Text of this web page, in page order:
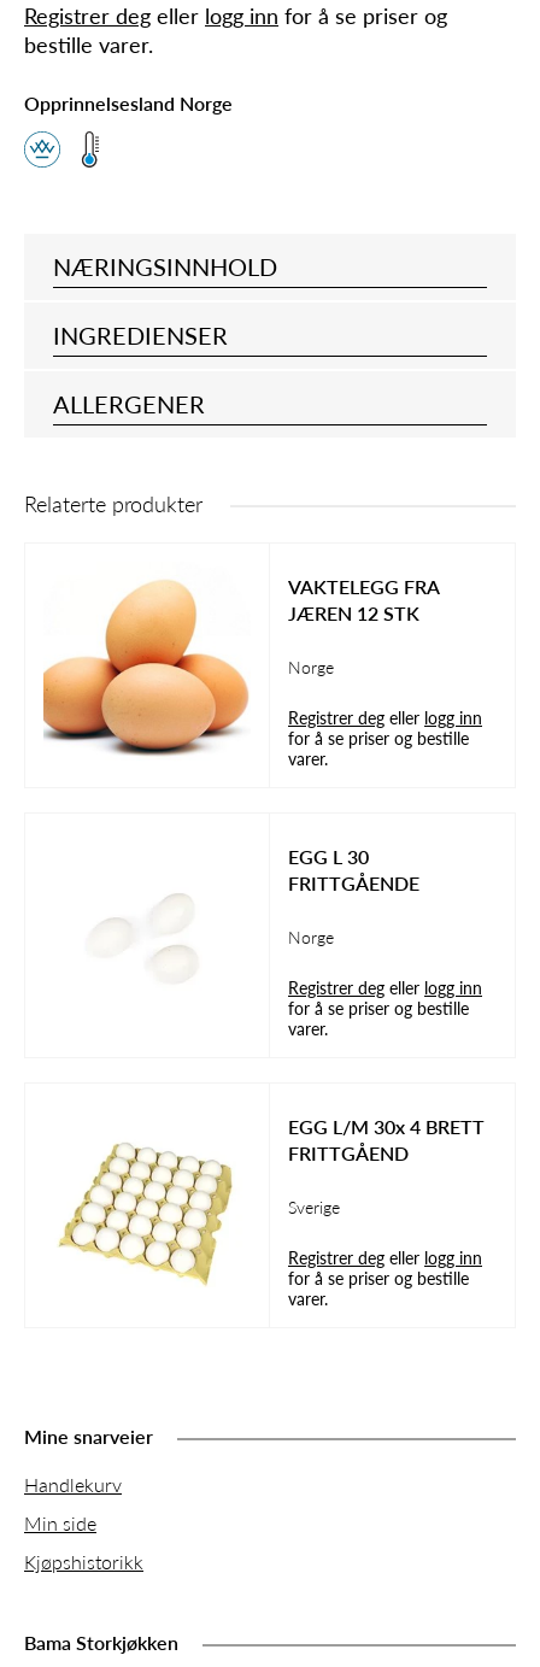
Registrer deg eller logg inn for å se priser og
bestille varer.
Opprinnelsesland Norge
NÆRINGSINNHOLD
INGREDIENSER
ALLERGENER
Relaterte produkter
VAKTELEGG FRA
JÆREN 12 STK
Norge
Registrer deg eller logg inn
for å se priser og bestille
varer.
EGG L 30
FRITTGÅENDE
Norge
Registrer deg eller logg inn
for å se priser og bestille
varer.
EGG L/M 30x 4 BRETT
FRITTGÅEND
Sverige
Registrer deg eller logg inn
for å se priser og bestille
varer.
Mine snarveier
Handlekurv
Min side
Kjøpshistorikk
Bama Storkjøkken